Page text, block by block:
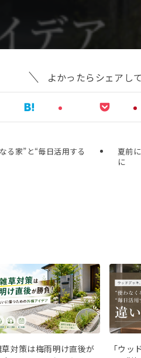
よかったらシェアし
る家”と“毎日活用する
夏前
に
対策は梅雨明け直後が
「ウッ